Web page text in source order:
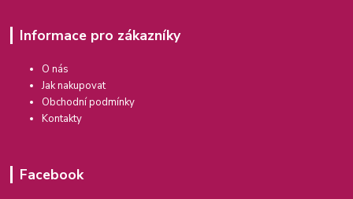
Informace pro zákazníky
O nás
Jak nakupovat
Obchodní podmínky
Kontakty
Facebook